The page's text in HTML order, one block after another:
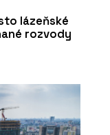
lázeňské
rozvody